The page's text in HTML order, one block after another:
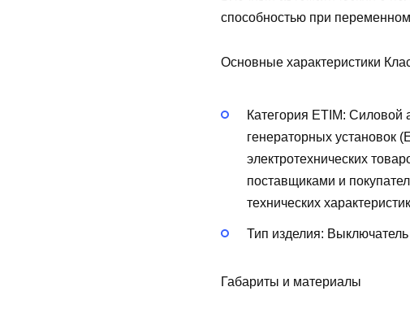
способностью при
Основные характеристики
Категория ETIM: Силовой
генераторных установок
электротехнических
поставщиками и
технических характеристик
Тип изделия:
Габариты и материалы